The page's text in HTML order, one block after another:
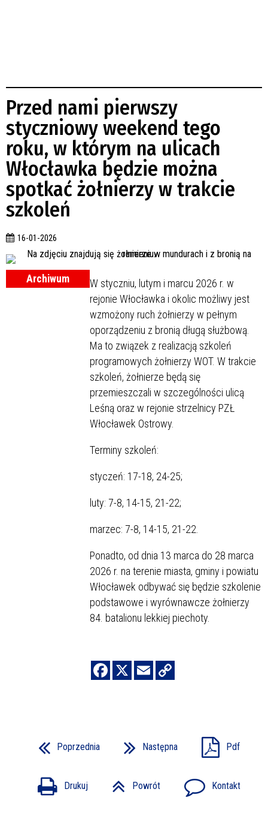
Przed nami pierwszy
styczniowy weekend tego
roku, w którym na ulicach
Włocławka będzie można
spotkać żołnierzy w trakcie
szkoleń
16-01-2026
Archiwum
W styczniu, lutym i marcu 2026 r. w
rejonie Włocławka i okolic możliwy jest
wzmożony ruch żołnierzy w pełnym
oporządzeniu z bronią długą służbową.
Ma to związek z realizacją szkoleń
programowych żołnierzy WOT. W trakcie
szkoleń, żołnierze będą się
przemieszczali w szczególności ulicą
Leśną oraz w rejonie strzelnicy PZŁ
Włocławek Ostrowy.
Terminy szkoleń:
styczeń: 17-18, 24-25;
luty: 7-8, 14-15, 21-22;
marzec: 7-8, 14-15, 21-22.
Ponadto, od dnia 13 marca do 28 marca
2026 r. na terenie miasta, gminy i powiatu
Włocławek odbywać się będzie szkolenie
podstawowe i wyrównawcze żołnierzy
84. batalionu lekkiej piechoty.
Poprzednia Następna Pdf
Drukuj Powrót Kontakt